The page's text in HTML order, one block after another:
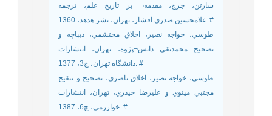
سارتن، جرج، مقدمه¬ بر تاريخ علم، ترجمه
غلامحسين صدري افشار، تهران، نشر هدهد، 1360. #
طوسي، خواجه نصير، اخلاق محتشمي، ديباچه و
تصحيح محمدتقي دانش¬پژوه، تهران، انتشارات
دانشگاه تهران، چ3، 1377. #
طوسي، خواجه نصير، اخلاق ناصري، تصحيح و تنقيح
مجتبي مينوي و عليرضا حيدري، تهران، انتشارات
خوارزمي، چ6، 1387. #